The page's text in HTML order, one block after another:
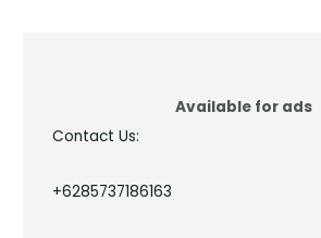
Available for ads
Contact Us:
+6285737186163